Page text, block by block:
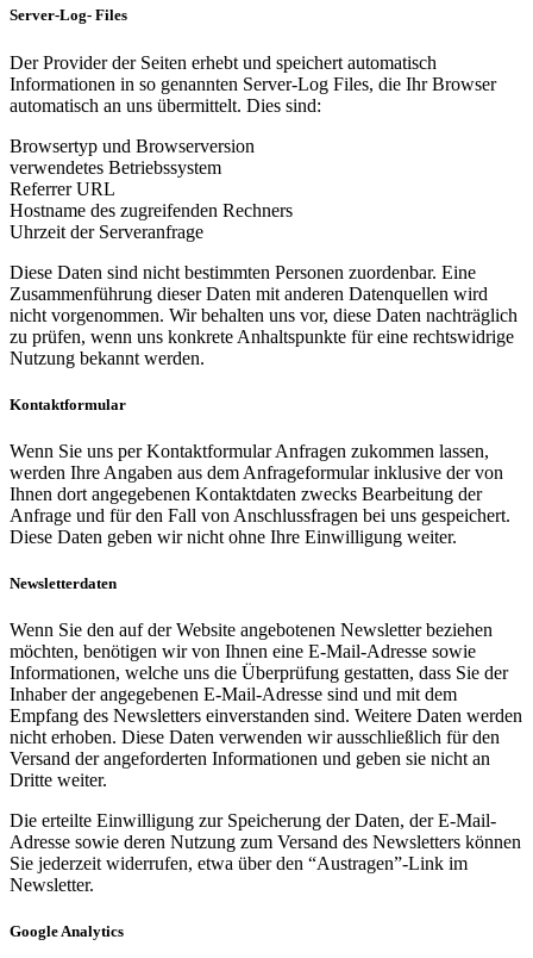
Server-Log- Files
Der Provider der Seiten erhebt und speichert automatisch
Informationen in so genannten Server-Log Files, die Ihr Browser
automatisch an uns übermittelt. Dies sind:
Browsertyp und Browserversion
verwendetes Betriebssystem
Referrer URL
Hostname des zugreifenden Rechners
Uhrzeit der Serveranfrage
Diese Daten sind nicht bestimmten Personen zuordenbar. Eine
Zusammenführung dieser Daten mit anderen Datenquellen wird
nicht vorgenommen. Wir behalten uns vor, diese Daten nachträglich
zu prüfen, wenn uns konkrete Anhaltspunkte für eine rechtswidrige
Nutzung bekannt werden.
Kontaktformular
Wenn Sie uns per Kontaktformular Anfragen zukommen lassen,
werden Ihre Angaben aus dem Anfrageformular inklusive der von
Ihnen dort angegebenen Kontaktdaten zwecks Bearbeitung der
Anfrage und für den Fall von Anschlussfragen bei uns gespeichert.
Diese Daten geben wir nicht ohne Ihre Einwilligung weiter.
Newsletterdaten
Wenn Sie den auf der Website angebotenen Newsletter beziehen
möchten, benötigen wir von Ihnen eine E-Mail-Adresse sowie
Informationen, welche uns die Überprüfung gestatten, dass Sie der
Inhaber der angegebenen E-Mail-Adresse sind und mit dem
Empfang des Newsletters einverstanden sind. Weitere Daten werden
nicht erhoben. Diese Daten verwenden wir ausschließlich für den
Versand der angeforderten Informationen und geben sie nicht an
Dritte weiter.
Die erteilte Einwilligung zur Speicherung der Daten, der E-Mail-
Adresse sowie deren Nutzung zum Versand des Newsletters können
Sie jederzeit widerrufen, etwa über den “Austragen”-Link im
Newsletter.
Google Analytics